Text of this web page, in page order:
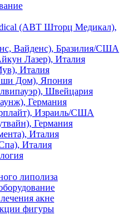
(АВТ Шторц Медикал),
Вайденс), Бразилия/США
Лазер), Италия
Италия
Дом), Япония
Швейцария
Германия
Израиль/США
Германия
Италия
Италия
липолиза
акне
фигуры